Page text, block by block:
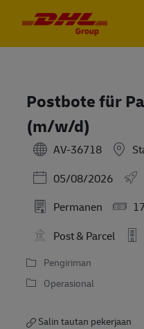
Postbote für
(m/w/d)
AV-36718
Posted Date
05/08/2026
Permanen
Post & Parcel
Pengiriman
Operasional
Salin tautan pekerjaan